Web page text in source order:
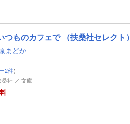
つものカフェで （扶桑社セレクト）
まどか
2件）
桑社 ／ 文庫